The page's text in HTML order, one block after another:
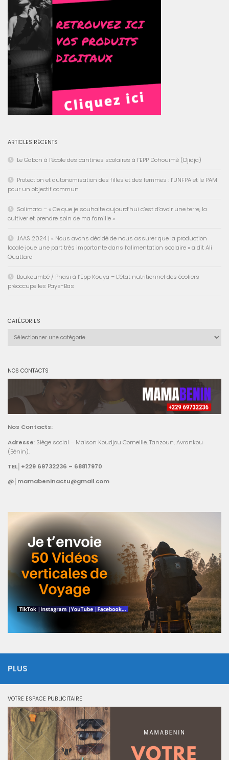
ARTICLES RÉCENTS
Le Gabon à l’école des cantines scolaires à l’EPP Dohouimè (Djidja)
Protection et autonomisation des filles et des femmes : l’UNFPA et le PAM
pour un objectif commun
Salimata – « Ce que je souhaite aujourd’hui c’est d’avoir une terre, la
cultiver et prendre soin de ma famille »
JAAS 2024 | « Nous avons décidé de nous assurer que la production
locale joue une part très importante dans l’alimentation scolaire » a dit Ali
Ouattara
Boukoumbé / Pnasi à l’Epp Kouya – L’état nutritionnel des écoliers
préoccupe les Pays-Bas
CATÉGORIES
NOS CONTACTS
Nos Contacts:
Adresse: Siège social – Maison Koudjou Corneille, Tanzoun, Avrankou
(Bénin).
TEL│+229 69732236 – 68817970
@│mamabeninactu@gmail.com
PLUS
VOTRE ESPACE PUBLICITAIRE